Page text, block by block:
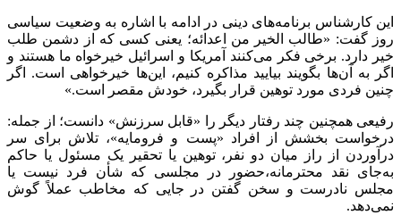
این کارشناس برنامه‌های دینی در ادامه با اشاره به وضعیت سیاسی
روز گفت: «طالب الخیر من اعدائه؛ یعنی کسی که از دشمن طلب
خیر دارد. برخی فکر می‌کنند آمریکا و اسرائیل خیرخواه ما هستند و
اگر به آن‌ها بگویند بیایید مذاکره کنیم، این‌ها خیرخواهی است. اگر
چنین فردی مورد توهین قرار بگیرد، خودش مقصر است.»
رفیعی همچنین چند رفتار دیگر را «قابل سرزنش» دانست؛ از جمله:
درخواست بخشش از افراد «پست و فرومایه»، تلاش برای سر
درآوردن از راز میان دو نفر، توهین یا تحقیر یک مسئول یا حاکم
به‌جای نقد محترمانه،حضور در مجلسی که شأن فرد نیست یا
مجلس نادرست و سخن گفتن در جایی که مخاطب عملاً گوش
نمی‌دهد.